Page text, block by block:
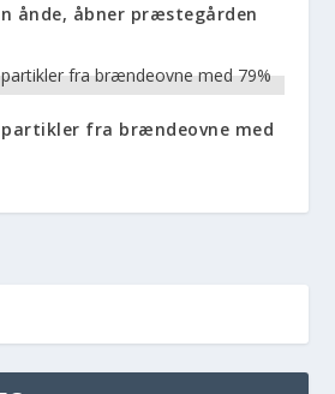
ånde, åbner præstegården
partikler fra brændeovne med